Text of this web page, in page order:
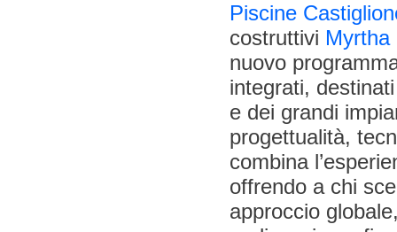
Piscine
costruttivi Myrtha
nuovo
integrati,
e dei grandi
progettualità,
combina
offrendo a chi
approccio